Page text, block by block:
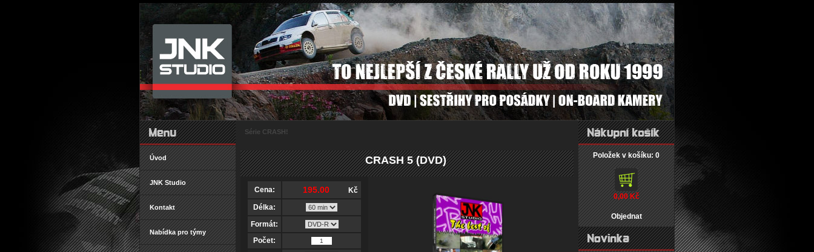
Úvod
JNK Studio
Kontakt
Nabídka pro týmy
Série CRASH!
CRASH 5 (DVD)
Cena:
Kč
Délka:
Formát:
Počet:
Položek v košíku: 0
0,00 Kč
Objednat